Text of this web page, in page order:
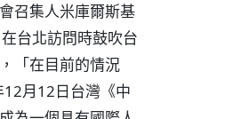
召集人米庫爾斯基
台北訪問時鼓吹台
「在目前的情況
月12日台灣《中